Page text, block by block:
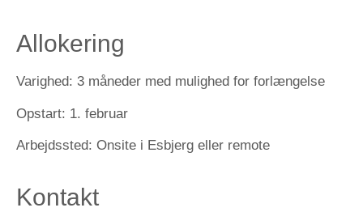
Allokering
Varighed: 3 måneder med mulighed for forlængelse
Opstart: 1. februar
Arbejdssted: Onsite i Esbjerg eller remote
Kontakt